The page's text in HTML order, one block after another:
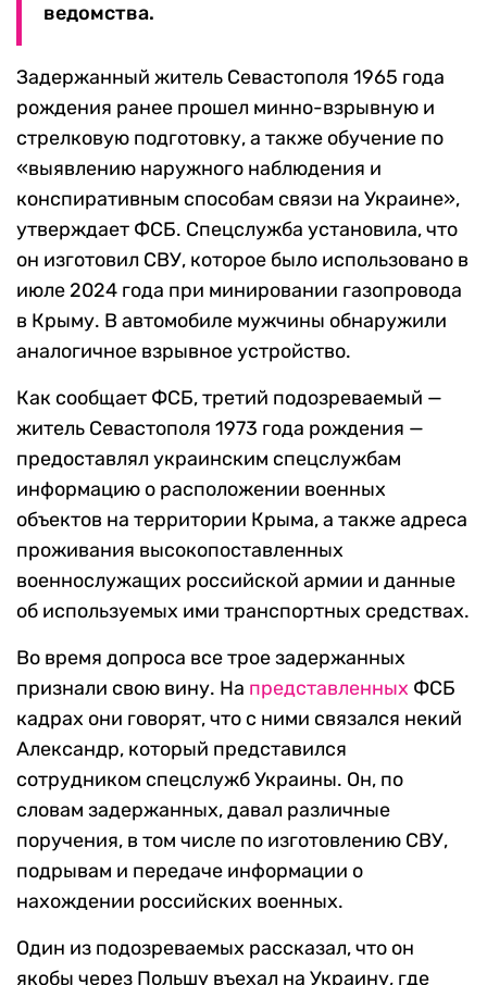
ведомства.
Задержанный житель Севастополя 1965 года
рождения ранее прошел минно-взрывную и
стрелковую подготовку, а также обучение по
«выявлению наружного наблюдения и
конспиративным способам связи на Украине»,
утверждает ФСБ. Спецслужба установила, что
он изготовил СВУ, которое было использовано в
июле 2024 года при минировании газопровода
в Крыму. В автомобиле мужчины обнаружили
аналогичное взрывное устройство.
Как сообщает ФСБ, третий подозреваемый —
житель Севастополя 1973 года рождения —
предоставлял украинским спецслужбам
информацию о расположении военных
объектов на территории Крыма, а также адреса
проживания высокопоставленных
военнослужащих российской армии и данные
об используемых ими транспортных средствах.
Во время допроса все трое задержанных
признали свою вину. На представленных ФСБ
кадрах они говорят, что с ними связался некий
Александр, который представился
сотрудником спецслужб Украины. Он, по
словам задержанных, давал различные
поручения, в том числе по изготовлению СВУ,
подрывам и передаче информации о
нахождении российских военных.
Один из подозреваемых рассказал, что он
якобы через Польшу въехал на Украину, где